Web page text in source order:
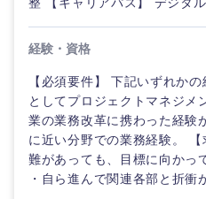
経験・資格
【必須要件】 下記いずれか
としてプロジェクトマネジメ
業の業務改革に携わった経験
に近い分野での業務経験。
難があっても、目標に向かっ
・自ら進んで関連各部と折衝